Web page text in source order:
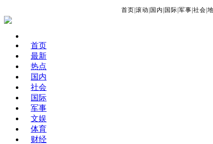
首页 滚动 国内 国际 军事 社会
首页
最新
热点
国内
社会
国际
军事
文娱
体育
财经